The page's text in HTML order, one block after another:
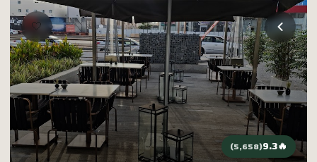
تخطي إلى المحتوى الرئيسي
🤍
🔥
9.3
(
5,658
)